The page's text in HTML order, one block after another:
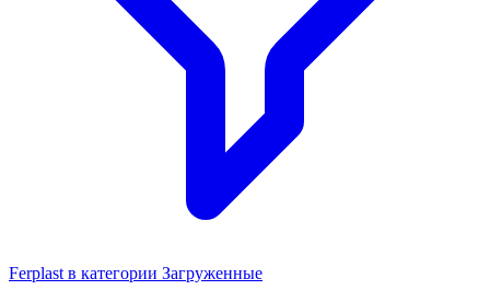
Ferplast в категории Загруженные